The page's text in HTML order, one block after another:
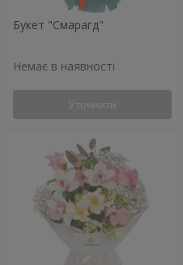
Букет "Смарагд"
Немає в наявності
Уточнити